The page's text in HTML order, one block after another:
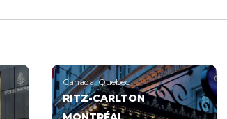
Canada, Quebec
RITZ-CARLTON